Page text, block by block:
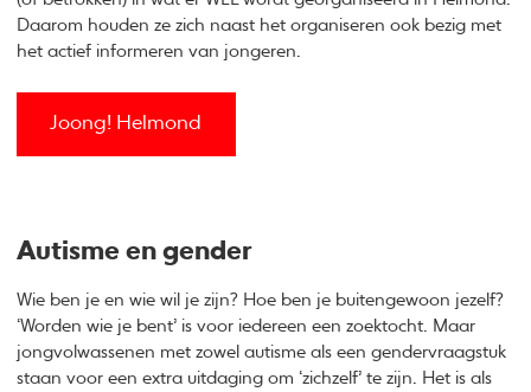
Daarom houden ze zich naast het organiseren ook bezig met
het actief informeren van jongeren.
Joong! Helmond
Autisme en gender
Wie ben je en wie wil je zijn? Hoe ben je buitengewoon jezelf?
‘Worden wie je bent’ is voor iedereen een zoektocht. Maar
jongvolwassenen met zowel autisme als een gendervraagstuk
staan voor een extra uitdaging om ‘zichzelf’ te zijn. Het is als